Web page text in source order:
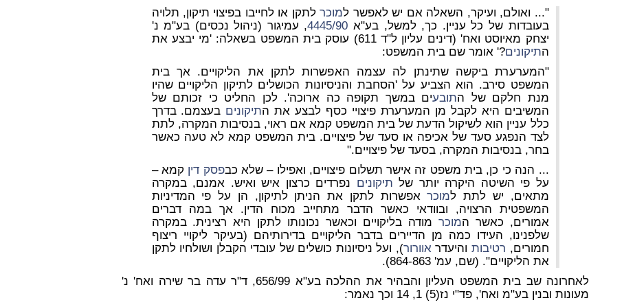
"... ואולם, ועיקר, השאלה אם יש לאפשר למוכרלתקן או לחייבו בפיצוי תיקון, תלויה
בעובדות של כל עניין. כך, למשל, בע"א 4445/90, עמיגור (ניהול נכסים) בע"מ נ'
יצחק מאיוסט ואח' (דינים עליון ל"ד 611) עוסק בית המשפט בשאלה: 'מי יבצע את
התיקונים?' אומר שם בית המשפט:
"המערערת ביקשה שתינתן לה עצמה האפשרות לתקן את הליקויים. אך בית
המשפט סירב. הוא הצביע על 'הסחבת והניסיונות הכושלים לתיקון הליקויים שהיו
מנת חלקם של התובעים במשך תקופה כה ארוכה'. לכן החליט כי זכותם של
המשיבים היא לקבל מן המערערת פיצויי כסף לבצע את התיקונים בעצמם. בדרך
כלל עניין הוא לשיקול הדעת של בית המשפט קמא אם ראוי, בנסיבות המקרה, לתת
לצד הנפגע סעד של אכיפה או סעד של פיצויים. בית המשפט קמא לא טעה כאשר
בחר, בנסיבות המקרה, בסעד של פיצויים."
... הנה כי כן, בית משפט זה אישר תשלום פיצויים, ואפילו – שלא כבפסק דין קמא –
על פי השיטה היקרה יותר של תיקונים נפרדים כרצון איש ואיש. אמנם, במקרה
מתאים, יש לתת למוכראפשרות לתקן את הניתן לתיקון, הן על פי המדיניות
המשפטית הרצויה, ובוודאי כאשר הדבר מתחייב מכוח הדין. אך במה דברים
אמורים, כאשר המוכר מודה בליקויים וכאשר נכונותו לתקן היא רצינית. במקרה
שלפנינו, העידו כמה מן הדיירים בדבר הליקויים בדירותיהם (בעיקר ליקויי ריצוף
חמורים, רטיבות והיעדראוורור), ועל ניסיונות כושלים של עובדי הקבלן ושולחיו לתקן
את הליקויים". (שם, עמ' 864-863).
לאחרונה שב בית המשפט העליון והבהיר את ההלכה בע"א 656/99, ד"ר עדה בר שירה ואח' נ'
מעונות ובנין בע"מ ואח', פד"י נז(5) 1, 14 וכך נאמר: